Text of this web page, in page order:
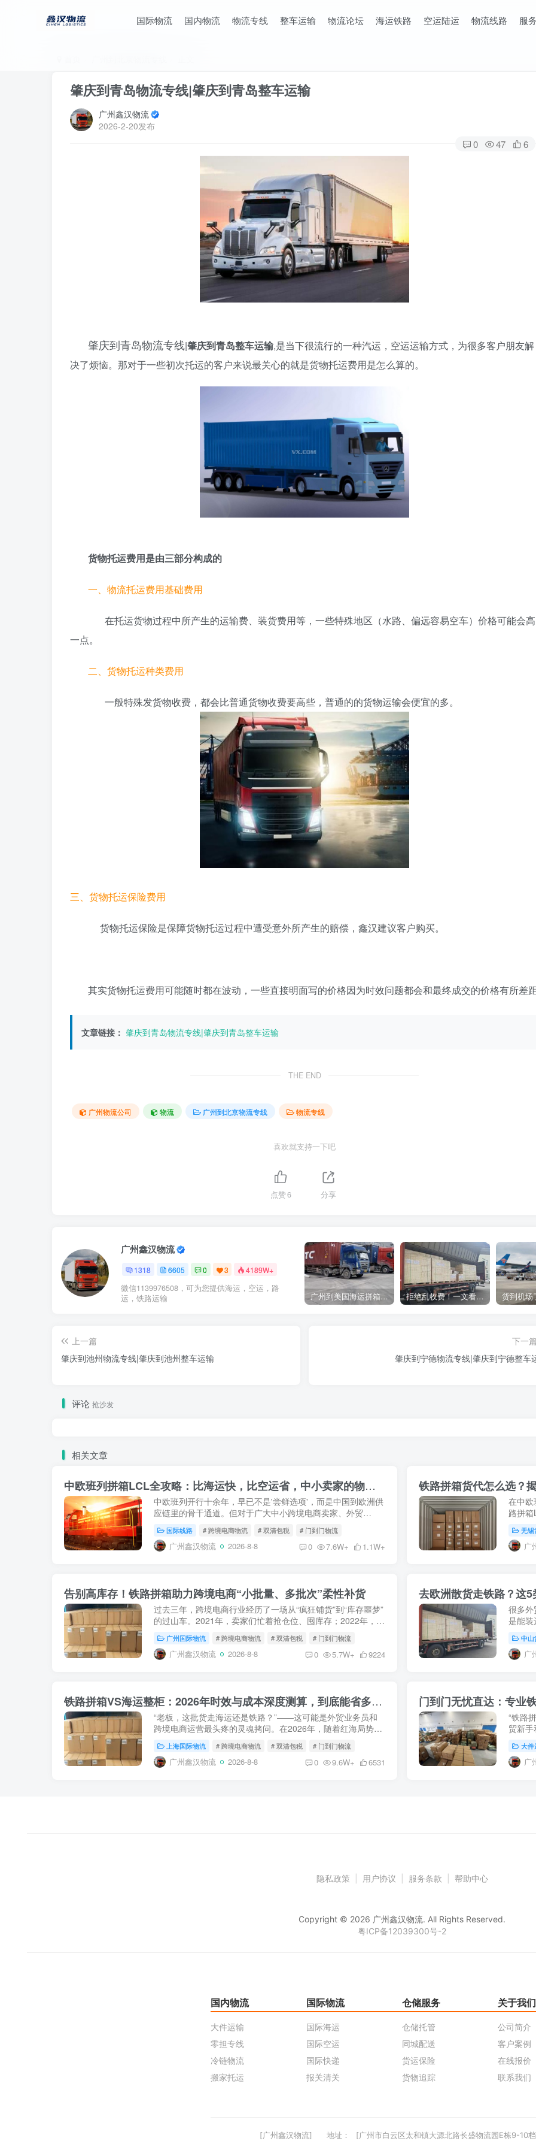
国际物流 国内物流 物流专线 整车运输 物流论坛 海运铁路 空运陆运 物流线路 服
肇庆到青岛物流专线|肇庆到青岛整车运输
广州鑫汉物流
2026-2-20发布
0 47 6
肇庆到青岛物流专线|肇庆到青岛整车运输,是当下很流行的一种汽运，空运运输方式，为很多客户朋友解
决了烦恼。那对于一些初次托运的客户来说最关心的就是货物托运费用是怎么算的。
货物托运费用是由三部分构成的
一、物流托运费用基础费用
在托运货物过程中所产生的运输费、装货费用等，一些特殊地区（水路、偏远容易空车）价格可能会高
一点。
二、货物托运种类费用
一般特殊发货物收费，都会比普通货物收费要高些，普通的的货物运输会便宜的多。
三、货物托运保险费用
货物托运保险是保障货物托运过程中遭受意外所产生的赔偿，鑫汉建议客户购买。
其实货物托运费用可能随时都在波动，一些直接明面写的价格因为时效问题都会和最终成交的价格有所差
文章链接： 肇庆到青岛物流专线|肇庆到青岛整车运输
THE END
广州物流公司 物流 广州到北京物流专线 物流专线
喜欢就支持一下吧
点赞6 分享
广州鑫汉物流
1318 6605 0 3 4189W+
微信1139976508，可为您提供海运，空运，路
运，铁路运输
广州到美国海运拼箱多少钱？2024年最新运费构成+隐藏费用避坑指南 拒绝乱收费！一文看懂中国货代计费套路，教你避开所有隐形坑
上一篇
肇庆到池州物流专线|肇庆到池州整车运输
下一
肇庆到宁德物流专线|肇庆到宁德整车
评论 抢沙发
相关文章
中欧班列拼箱LCL全攻略：比海运快，比空运省，中小卖家的物流新宠！
中欧班列开行十余年，早已不是'尝鲜选项'，而是中国到欧洲供
应链里的骨干通道。但对于广大中小跨境电商卖家、外贸
（FCL）动辄上万元的运费...
国际线路 # 跨境电商物流 # 双清包税 # 门到门物流
广州鑫汉物流 2026-8-8 0 7.6W+ 1.1W+
铁路拼箱货代怎么选？
在中欧
路拼
代，无锡
广
告别高库存！铁路拼箱助力跨境电商“小批量、多批次”柔性补货
过去三年，跨境电商行业经历了一场从“疯狂铺货”到“库存噩梦”
的过山车。2021年，卖家们忙着抢仓位、囤库存；2022年，海
着亚马逊...
广州国际物流 # 跨境电商物流 # 双清包税 # 门到门物流
广州鑫汉物流 2026-8-8 0 5.7W+ 9224
很多
是能
等独中山
广
铁路拼箱VS海运整柜：2026年时效与成本深度测算，到底能省多少钱？
“老板，这批货走海运还是铁路？”——这可能是外贸业务员和
跨境电商运营最头疼的灵魂拷问。在2026年，随着红海局势动
荡导致海运价格剧烈波动，以及中欧班列网络日趋成熟，传统
的“海运唯一论”...
上海国际物流 # 跨境电商物流 # 双清包税 # 门到门物流
广州鑫汉物流 2026-8-8 0 9.6W+ 6531
门到门无忧直达：专业
“铁路
贸新
开来
清关大件
广
隐私政策 用户协议 服务条款 帮助中心
Copyright © 2026 广州鑫汉物流. All Rights Reserved.
粤ICP备12039300号-2
国内物流
大件运输
零担专线
冷链物流
搬家托运
国际物流
国际海运
国际空运
国际快递
报关清关
仓储服务
仓储托管
同城配送
货运保险
货物追踪
关于我们
公司简介
客户案例
在线报价
联系我们
[广州鑫汉物流] 地址： [广州市白云区太和镇大源北路长盛物流园E栋9-10